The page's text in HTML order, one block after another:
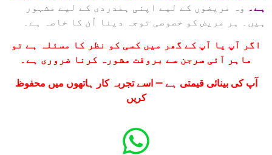
ہے۔ وہ مریضوں کے لیے اپنی ہمدردی کے لیے مشہور
ہیں۔ ہر مریض کو خصوصی توجہ دینا اُن کا خاصہ ہے۔
اگر آپ یا آپ کے گھر میں کسی کو نظر کا مسئلہ ہے تو
ماہر آئی سرجن سے بروقت مشورہ کرنا ضروری ہے۔
آپ کی بینائی قیمتی ہے — اسے تجربہ کار ہاتھوں میں محفوظ
کریں